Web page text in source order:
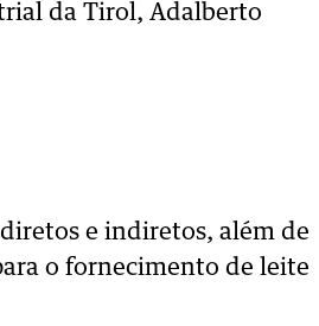
da Tirol, Adalberto
e indiretos, além de
o fornecimento de leite